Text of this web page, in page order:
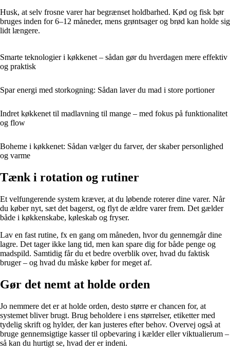
Husk, at selv frosne varer har begrænset holdbarhed. Kød og fisk bør
bruges inden for 6–12 måneder, mens grøntsager og brød kan holde sig
lidt længere.
Smarte teknologier i køkkenet – sådan gør du hverdagen mere effektiv
og praktisk
Spar energi med storkogning: Sådan laver du mad i store portioner
Indret køkkenet til madlavning til mange – med fokus på funktionalitet
og flow
Boheme i køkkenet: Sådan vælger du farver, der skaber personlighed
og varme
Tænk i rotation og rutiner
Et velfungerende system kræver, at du løbende roterer dine varer. Når
du køber nyt, sæt det bagerst, og flyt de ældre varer frem. Det gælder
både i køkkenskabe, køleskab og fryser.
Lav en fast rutine, fx en gang om måneden, hvor du gennemgår dine
lagre. Det tager ikke lang tid, men kan spare dig for både penge og
madspild. Samtidig får du et bedre overblik over, hvad du faktisk
bruger – og hvad du måske køber for meget af.
Gør det nemt at holde orden
Jo nemmere det er at holde orden, desto større er chancen for, at
systemet bliver brugt. Brug beholdere i ens størrelser, etiketter med
tydelig skrift og hylder, der kan justeres efter behov. Overvej også at
bruge gennemsigtige kasser til opbevaring i kælder eller viktualierum –
så kan du hurtigt se, hvad der er indeni.